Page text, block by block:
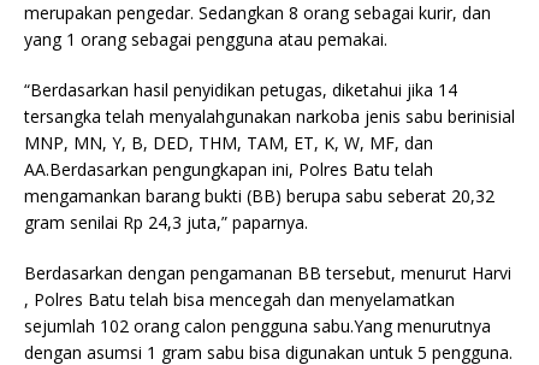
merupakan pengedar. Sedangkan 8 orang sebagai kurir, dan
yang 1 orang sebagai pengguna atau pemakai.
“Berdasarkan hasil penyidikan petugas, diketahui jika 14
tersangka telah menyalahgunakan narkoba jenis sabu berinisial
MNP, MN, Y, B, DED, THM, TAM, ET, K, W, MF, dan
AA.Berdasarkan pengungkapan ini, Polres Batu telah
mengamankan barang bukti (BB) berupa sabu seberat 20,32
gram senilai Rp 24,3 juta,” paparnya.
Berdasarkan dengan pengamanan BB tersebut, menurut Harvi
, Polres Batu telah bisa mencegah dan menyelamatkan
sejumlah 102 orang calon pengguna sabu.Yang menurutnya
dengan asumsi 1 gram sabu bisa digunakan untuk 5 pengguna.